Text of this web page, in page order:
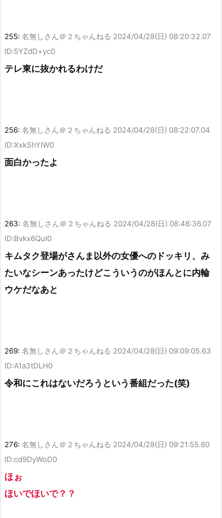
255: 名無しさん＠２ちゃんねる 2024/04/28(日) 08:20:32.07
ID:5YZdD+yc0
テレ東に抜かれるわけだ
256: 名無しさん＠２ちゃんねる 2024/04/28(日) 08:22:07.04
ID:XxkShYIW0
面白かったよ
263: 名無しさん＠２ちゃんねる 2024/04/28(日) 08:46:36.07
ID:Bvkx6QuI0
キムタク登場がさんま以外の女優へのドッキリ、み
たいなシーンあったけどこういうのがほんとに内輪
ウケだなあと
269: 名無しさん＠２ちゃんねる 2024/04/28(日) 09:09:05.63
ID:A1a3tDLH0
令和にこれはないだろうという番組だった(笑)
276: 名無しさん＠２ちゃんねる 2024/04/28(日) 09:21:55.60
ID:cd9DyWoD0
ほぉ
ほいでほいで？？